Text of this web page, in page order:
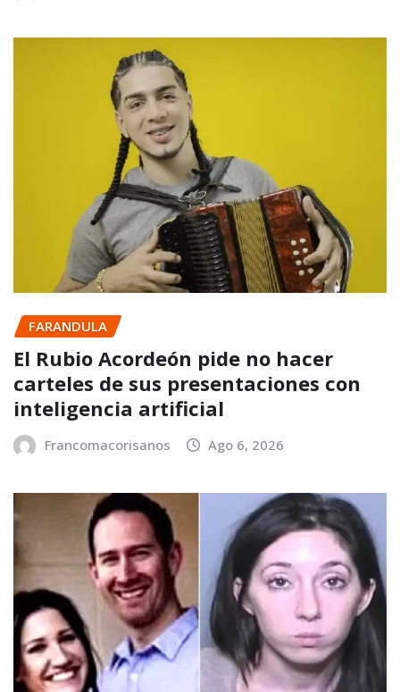
FARANDULA
El Rubio Acordeón pide no hacer
carteles de sus presentaciones con
inteligencia artificial
Francomacorisanos Ago 6, 2026